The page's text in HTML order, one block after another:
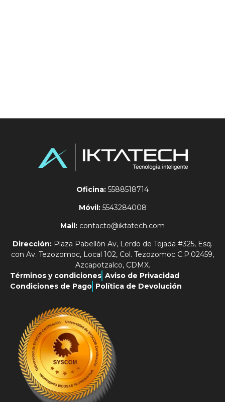
Oficina: 5588518714
Móvil:5543284008
Mail: contacto@iktatech.com
Dirección: Plaza Pabellón Av, Lerdo de Tejada #325, Esq.
con Av. Tezozomoc, Local 102, Col. Tezozomoc C.P.02459,
Azcapotzalco, CDMX.
Términos y condiciones Aviso de Privacidad
Condiciones de Pago Política de Devolución